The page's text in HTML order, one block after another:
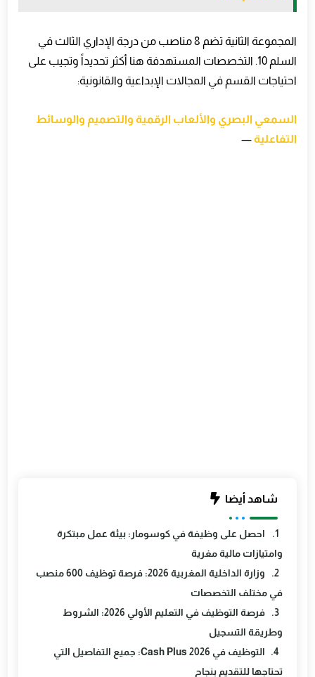
المجموعة الثانية تضم 8 مناصب من درجة الإداري الثالث في
السلم 10. التخصصات المستهدفة هنا أكثر تحديداً وتجيب على
احتياجات القسم في المجالات الإبداعية والقانونية:
السمعي البصري والألعاب الرقمية والتصميم والوسائط
التفاعلية—
شاهد أيضا
احصل على وظيفة في كوسومار: بيئة عمل مبتكرة
وامتيازات مالية مغرية
وزارة الداخلية المغربية 2026: فرصة توظيف 600 منصب
في مختلف التخصصات
فرصة التوظيف في التعليم الأولي 2026: الشروط
وطريقة التسجيل
التوظيف في Cash Plus 2026: جميع التفاصيل التي
تحتاجها للتقديم بنجاح